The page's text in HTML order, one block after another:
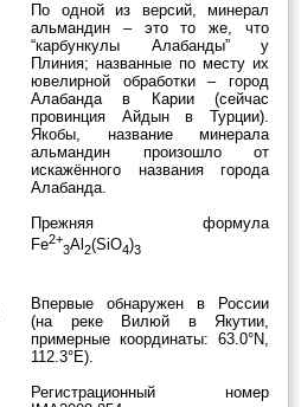
По одной из версий, минерал
альмандин – это то же, что
“карбункулы Алабанды” у
Плиния; названные по месту их
ювелирной обработки – город
Алабанда в Карии (сейчас
провинция Айдын в Турции).
Якобы, название минерала
альмандин произошло от
искажённого названия города
Алабанда.
Прежняя формула
Fe2+
3Al 2(SiO4)3
Впервые обнаружен в России
(на реке Вилюй в Якутии,
примерные координаты: 63.0°N,
112.3°E).
Регистрационный номер